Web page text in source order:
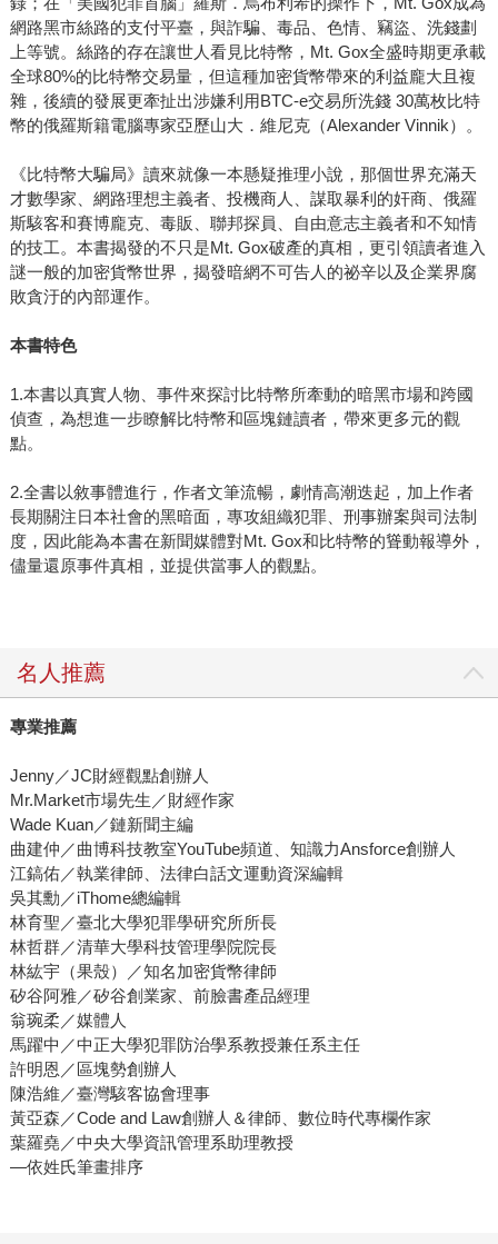
網路黑市絲路的支付平臺，與詐騙、毒品、色情、竊盜、洗錢劃
上等號。絲路的存在讓世人看見比特幣，Mt. Gox全盛時期更承載
全球80%的比特幣交易量，但這種加密貨幣帶來的利益龐大且複
雜，後續的發展更牽扯出涉嫌利用BTC-e交易所洗錢 30萬枚比特
幣的俄羅斯籍電腦專家亞歷山大．維尼克（Alexander Vinnik）。
《比特幣大騙局》讀來就像一本懸疑推理小說，那個世界充滿天
才數學家、網路理想主義者、投機商人、謀取暴利的奸商、俄羅
斯駭客和賽博龐克、毒販、聯邦探員、自由意志主義者和不知情
的技工。本書揭發的不只是Mt. Gox破產的真相，更引領讀者進入
謎一般的加密貨幣世界，揭發暗網不可告人的祕辛以及企業界腐
敗貪汙的內部運作。
本書特色
1.本書以真實人物、事件來探討比特幣所牽動的暗黑市場和跨國
偵查，為想進一步瞭解比特幣和區塊鏈讀者，帶來更多元的觀
點。
2.全書以敘事體進行，作者文筆流暢，劇情高潮迭起，加上作者
長期關注日本社會的黑暗面，專攻組織犯罪、刑事辦案與司法制
度，因此能為本書在新聞媒體對Mt. Gox和比特幣的聳動報導外，
儘量還原事件真相，並提供當事人的觀點。
名人推薦
專業推薦
Jenny／JC財經觀點創辦人
Mr.Market市場先生／財經作家
Wade Kuan／鏈新聞主編
曲建仲／曲博科技教室YouTube頻道、知識力Ansforce創辦人
江鎬佑／執業律師、法律白話文運動資深編輯
吳其勳／iThome總編輯
林育聖／臺北大學犯罪學研究所所長
林哲群／清華大學科技管理學院院長
林紘宇（果殼）／知名加密貨幣律師
矽谷阿雅／矽谷創業家、前臉書產品經理
翁琬柔／媒體人
馬躍中／中正大學犯罪防治學系教授兼任系主任
許明恩／區塊勢創辦人
陳浩維／臺灣駭客協會理事
黃亞森／Code and Law創辦人＆律師、數位時代專欄作家
葉羅堯／中央大學資訊管理系助理教授
—依姓氏筆畫排序